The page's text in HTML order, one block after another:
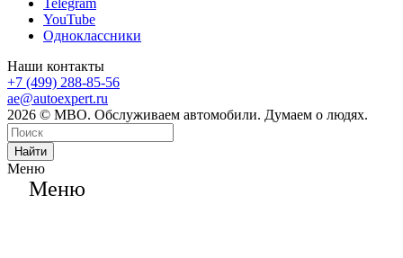
Telegram
YouTube
Одноклассники
Наши контакты
+7 (499) 288-85-56
ae@autoexpert.ru
2026 © МВО. Обслуживаем автомобили. Думаем о людях.
Найти
Меню
Меню